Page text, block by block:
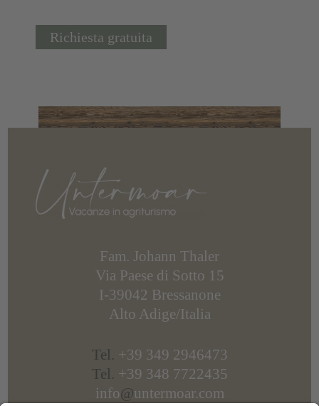
Woody Walk. La vista sul
Dolomitiè davvero straordinaria e i vostri bambini
scendere alla stazione a valle, vi consigliamo di
prendere lapista estiva per slittini: il divertimento è
Richiesta gratuita
Fam. Johann Thaler
Via Paese di Sotto 15
I-39042 Bressanone
Alto Adige/Italia
Tel. +39 349 2946473
Tel. +39 348 7722435
info@untermoar.com